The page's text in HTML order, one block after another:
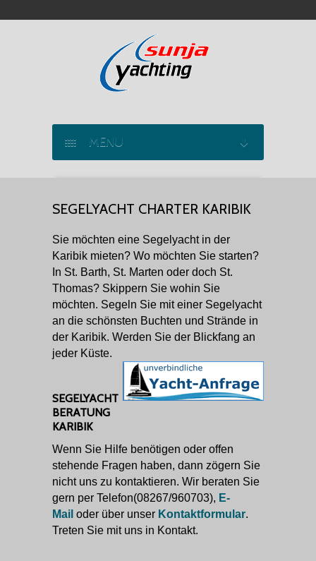
MENU
KATAMARAN CHARTER
MOTORYACHT CHARTER
MARINAS
SEGELYACHT CHARTER KARIBIK
Sie möchten eine Segelyacht in der
Karibik mieten? Wo möchten Sie starten?
In St. Barth, St. Marten oder doch St.
Thomas? Skippern Sie wohin Sie
möchten. Segeln Sie mit einer Segelyacht
an die schönsten Buchten und Strände in
der Karibik. Werden Sie der Blickfang an
jeder Küste.
SEGELYACHT
BERATUNG
KARIBIK
Wenn Sie Hilfe benötigen oder offen
stehende Fragen haben, dann zögern Sie
nicht uns zu kontaktieren. Wir beraten Sie
gern per Telefon(08267/960703), E-
Mail oder über unser Kontaktformular.
Treten Sie mit uns in Kontakt.